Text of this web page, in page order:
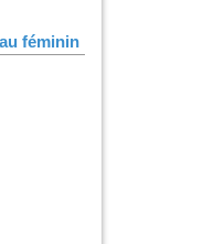
féminin